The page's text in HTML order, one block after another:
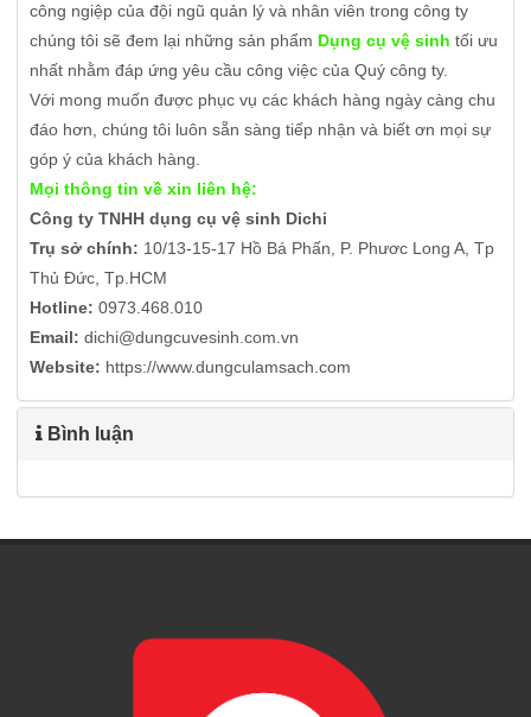
công ngiệp của đội ngũ quản lý và nhân viên trong công ty
chúng tôi sẽ đem lại những sản phẩm Dụng cụ vệ sinh tối ưu
nhất nhằm đáp ứng yêu cầu công việc của Quý công ty.
Với mong muốn được phục vụ các khách hàng ngày càng chu
đáo hơn, chúng tôi luôn sẵn sàng tiếp nhận và biết ơn mọi sự
góp ý của khách hàng.
Mọi thông tin về xin liên hệ:
Công ty TNHH dụng cụ vệ sinh Dichi
Trụ sở chính: 10/13-15-17 Hồ Bá Phấn, P. Phươc Long A, Tp
Thủ Đức, Tp.HCM
Hotline: 0973.468.010
Email: dichi@dungcuvesinh.com.vn
Website: https://www.dungculamsach.com
Bình luận